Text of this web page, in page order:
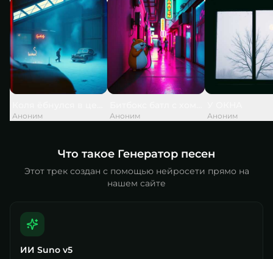
Аноним Аноним Аноним
Что такое Генератор песен
Этот трек создан с помощью нейросети прямо на
нашем сайте
ИИ Suno v5